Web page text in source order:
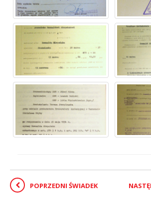
POPRZEDNI ŚWIADEK